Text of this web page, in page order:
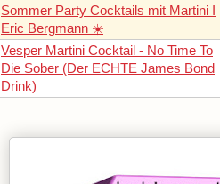
Sommer Party Cocktails mit Martini I
Eric Bergmann ☀️
Vesper Martini Cocktail - No Time To
Die Sober (Der ECHTE James Bond
Drink)